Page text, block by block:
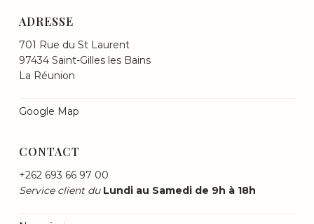
ADRESSE
701 Rue du St Laurent
97434 Saint-Gilles les Bains
La Réunion
Google Map
CONTACT
+262 693 66 97 00
Service client du Lundi au Samedi de 9h à 18h